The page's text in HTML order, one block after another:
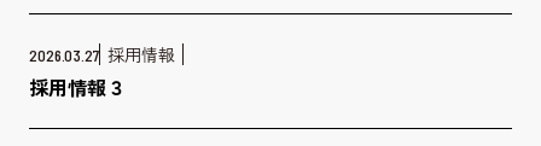
2026.03.27 採用情報
採用情報３